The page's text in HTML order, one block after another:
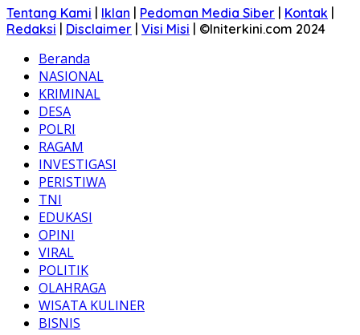
Tentang Kami | Iklan | Pedoman Media Siber | Kontak |
Redaksi | Disclaimer | Visi Misi | ©Initerkini.com 2024
Beranda
NASIONAL
KRIMINAL
DESA
POLRI
RAGAM
INVESTIGASI
PERISTIWA
TNI
EDUKASI
OPINI
VIRAL
POLITIK
OLAHRAGA
WISATA KULINER
BISNIS